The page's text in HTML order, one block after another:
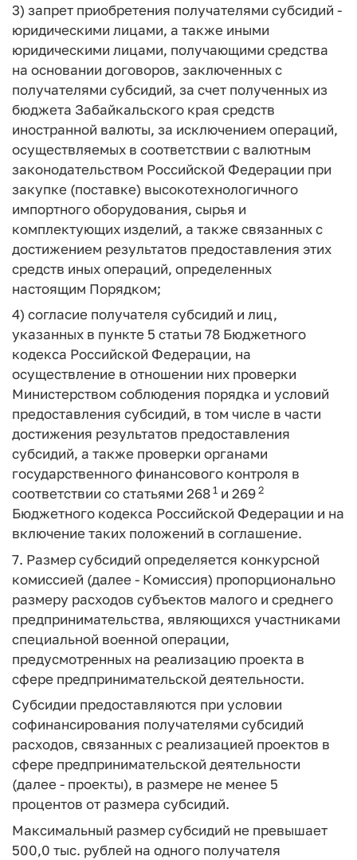
3) запрет приобретения получателями субсидий -
юридическими лицами, а также иными
юридическими лицами, получающими средства
на основании договоров, заключенных с
получателями субсидий, за счет полученных из
бюджета Забайкальского края средств
иностранной валюты, за исключением операций,
осуществляемых в соответствии с валютным
законодательством Российской Федерации при
закупке (поставке) высокотехнологичного
импортного оборудования, сырья и
комплектующих изделий, а также связанных с
достижением результатов предоставления этих
средств иных операций, определенных
настоящим Порядком;
4) согласие получателя субсидий и лиц,
указанных в пункте 5 статьи 78 Бюджетного
кодекса Российской Федерации, на
осуществление в отношении них проверки
Министерством соблюдения порядка и условий
предоставления субсидий, в том числе в части
достижения результатов предоставления
субсидий, а также проверки органами
государственного финансового контроля в
соответствии со статьями 268 1 и 269 2
Бюджетного кодекса Российской Федерации и на
включение таких положений в соглашение.
7. Размер субсидий определяется конкурсной
комиссией (далее - Комиссия) пропорционально
размеру расходов субъектов малого и среднего
предпринимательства, являющихся участниками
специальной военной операции,
предусмотренных на реализацию проекта в
сфере предпринимательской деятельности.
Субсидии предоставляются при условии
софинансирования получателями субсидий
расходов, связанных с реализацией проектов в
сфере предпринимательской деятельности
(далее - проекты), в размере не менее 5
процентов от размера субсидий.
Максимальный размер субсидий не превышает
500,0 тыс. рублей на одного получателя